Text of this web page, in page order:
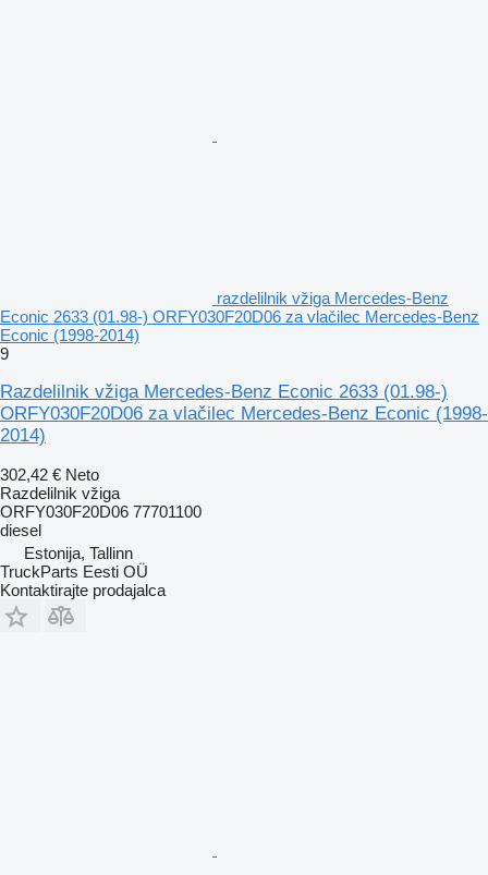
razdelilnik vžiga Mercedes-Benz
Econic 2633 (01.98-) ORFY030F20D06 za vlačilec Mercedes-Benz
Econic (1998-2014)
9
Razdelilnik vžiga Mercedes-Benz Econic 2633 (01.98-)
ORFY030F20D06 za vlačilec Mercedes-Benz Econic (1998-
2014)
302,42 € Neto
Razdelilnik vžiga
ORFY030F20D06 77701100
diesel
Estonija, Tallinn
TruckParts Eesti OÜ
Kontaktirajte prodajalca